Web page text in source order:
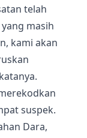
telah
masih
kami akan
suspek.
Dara,